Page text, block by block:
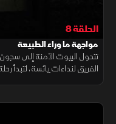
الحلقة 8
مواجهة ما وراء الطبيعة
تتحول البيوت الآمنة إلى
الفريق لنداءات يائسة،